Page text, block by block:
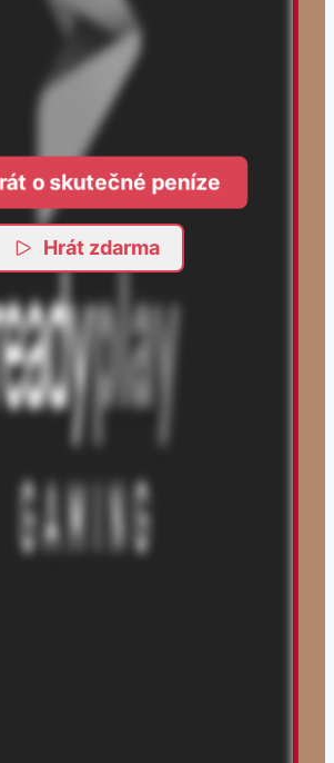
o skutečné peníze
Hrát zdarma